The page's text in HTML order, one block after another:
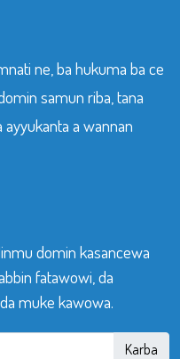
ne, ba hukuma ba ce
samun riba, tana
a wannan
domin kasancewa
fatawowi, da
muke kawowa.
Karba